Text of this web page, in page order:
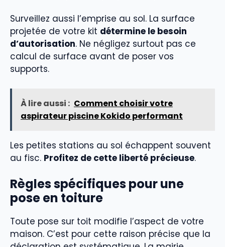
Surveillez aussi l’emprise au sol. La surface
projetée de votre kit détermine le besoin
d’autorisation. Ne négligez surtout pas ce
calcul de surface avant de poser vos
supports.
À lire aussi : Comment choisir votre
aspirateur piscine Kokido performant
Les petites stations au sol échappent souvent
au fisc. Profitez de cette liberté précieuse.
Règles spécifiques pour une
pose en toiture
Toute pose sur toit modifie l’aspect de votre
maison. C’est pour cette raison précise que la